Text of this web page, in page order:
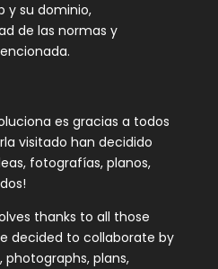
y su dominio,
de las normas y
es gracias a todos
visitado han decidido
fotografías, planos,
thanks to all those
decided to collaborate by
plans,